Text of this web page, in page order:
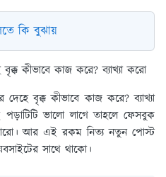
কি বুঝায়
কীভাবে কাজ করে? ব্যাখ্যা করো
বৃক্ক কীভাবে কাজ করে? ব্যাখ্যা
ভালো লাগে তাহলে ফেসবুক
আর এই রকম নিত্য নতুন পোস্ট
সাথে থাকো।